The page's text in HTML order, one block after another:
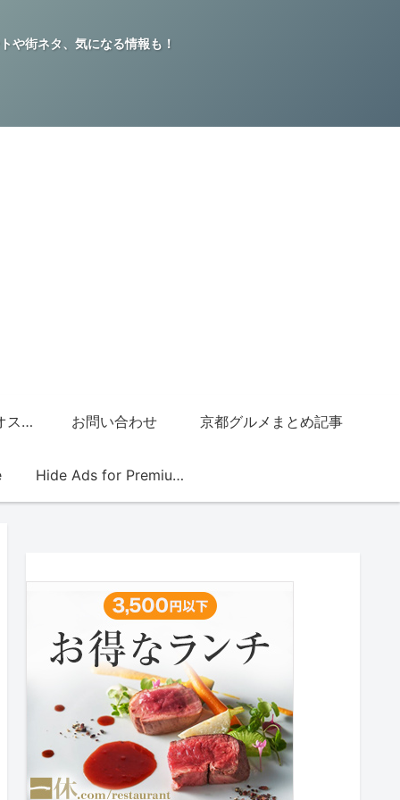
や街ネタ、気になる情報も！
グッチジャパン的オススメ店 お問い合わせ 京都グルメまとめ記事
Hide Ads for Premium Members